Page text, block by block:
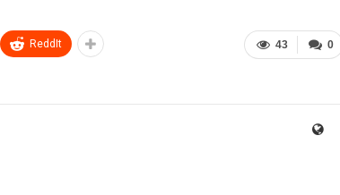
0
43
ReddIt